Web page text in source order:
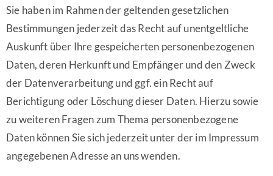
Sie haben im Rahmen der geltenden gesetzlichen
Bestimmungen jederzeit das Recht auf unentgeltliche
Auskunft über Ihre gespeicherten personenbezogenen
Daten, deren Herkunft und Empfänger und den Zweck
der Datenverarbeitung und ggf. ein Recht auf
Berichtigung oder Löschung dieser Daten. Hierzu sowie
zu weiteren Fragen zum Thema personenbezogene
Daten können Sie sich jederzeit unter der im Impressum
angegebenen Adresse an uns wenden.